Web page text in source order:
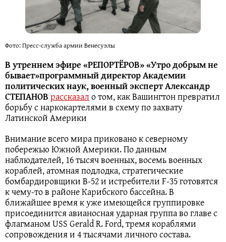
Фото: Пресс-служба армии Венесуэлы
В утреннем эфире «РЕПОРТЁРОВ» «Утро добрым не
бывает»программный директор Академии
политических наук, военный эксперт Александр
СТЕПАНОВрассказало том, как Вашингтон превратил
борьбу с наркокартелями в схему по захвату
Латинской Америки
Внимание всего мира приковано к северному
побережью Южной Америки. По данным
наблюдателей, 16 тысяч военных, восемь военных
кораблей, атомная подлодка, стратегические
бомбардировщики B-52 и истребители F-35 готовятся
к чему-то в районе Карибского бассейна. В
ближайшее время к уже имеющейся группировке
присоединится авианосная ударная группа во главе с
флагманом USS Gerald R. Ford, тремя кораблями
сопровождения и 4 тысячами личного состава.